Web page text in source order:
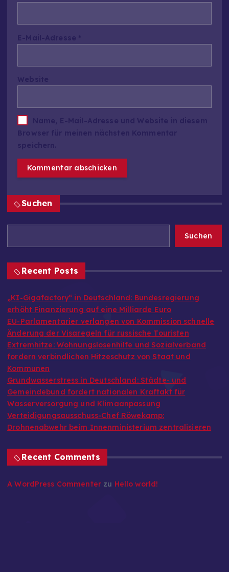
Suchen
Suchen
Recent Posts
„KI-Gigafactory“ in Deutschland: Bundesregierung
erhöht Finanzierung auf eine Milliarde Euro
EU-Parlamentarier verlangen von Kommission schnelle
Änderung der Visaregeln für russische Touristen
Extremhitze: Wohnungslosenhilfe und Sozialverband
fordern verbindlichen Hitzeschutz von Staat und
Kommunen
Grundwasserstress in Deutschland: Städte- und
Gemeindebund fordert nationalen Kraftakt für
Wasserversorgung und Klimaanpassung
Verteidigungsausschuss-Chef Röwekamp:
Drohnenabwehr beim Innenministerium zentralisieren
Recent Comments
A WordPress Commenter zu Hello world!